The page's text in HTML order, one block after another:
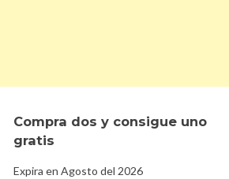
Compra dos y consigue uno
gratis
Expira en Agosto del 2026